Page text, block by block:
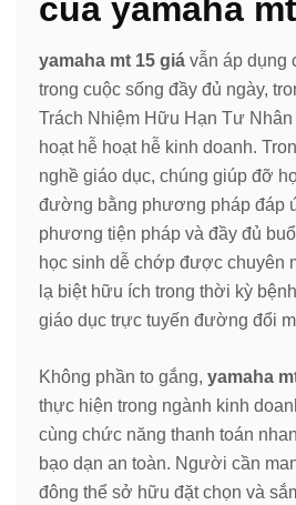
của yamaha
yamaha mt 15 giá vẫn áp dụng
trong cuộc sống đầy đủ ngày,
Trách Nhiệm Hữu Hạn Tư
hoạt hễ hoạt hễ kinh doanh.
nghề giáo dục, chúng giúp đỡ
đường bằng phương pháp đáp
phương tiện pháp và đầy đủ
học sinh dễ chớp được chuyên
lạ biệt hữu ích trong thời kỳ
giáo dục trực tuyến đường đổi
Không phần to gắng, yamaha
thực hiện trong ngành kinh
cùng chức năng thanh toán
bạo dạn an toàn. Người cần
đông thể sở hữu đặt chọn và